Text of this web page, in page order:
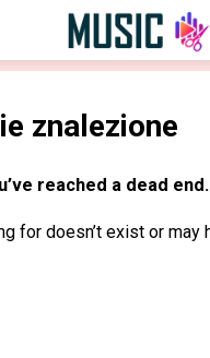
znalezione
reached a dead
for doesn’t exist or